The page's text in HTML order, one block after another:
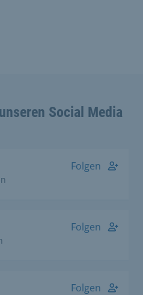
Social Media
Folgen
Folgen
Folgen